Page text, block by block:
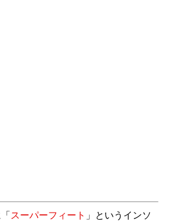
スーパーフィート 」というインソ